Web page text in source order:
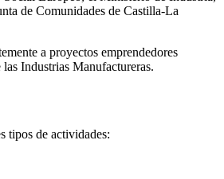
de Comunidades de Castilla-La
a proyectos emprendedores
Industrias Manufactureras.
tipos de actividades: